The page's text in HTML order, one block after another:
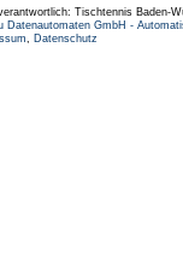
Tischtennis Baden-
Datenautomaten GmbH -
, Datenschutz